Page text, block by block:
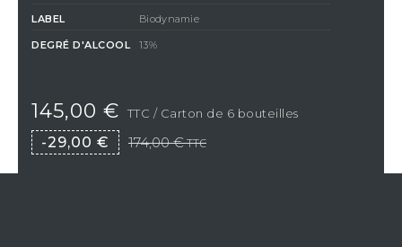
LABEL Biodynamie
DEGRÉ D'ALCOOL 13%
145,00 € TTC / Carton de 6 bouteilles
-29,00 € 174,00 €TTC